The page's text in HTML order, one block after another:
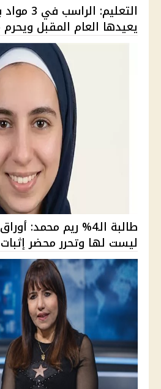
التعليم:
يعيدها العام المقبل
طالبة الـ4% ريم محمد:
ليست لها وتحرر محضر